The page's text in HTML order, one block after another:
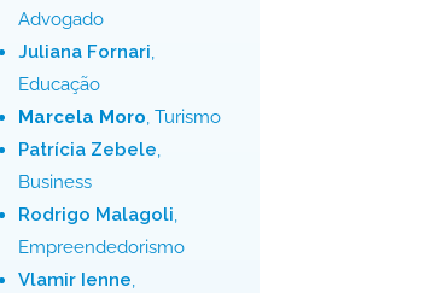
Advogado
Juliana Fornari,
Educação
Marcela Moro, Turismo
Patrícia Zebele,
Business
Rodrigo Malagoli,
Empreendedorismo
Vlamir Ienne,